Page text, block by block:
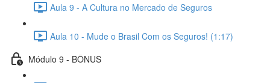
Aula 9 - A Cultura no Mercado de Seguros
Aula 10 - Mude o Brasil Com os Seguros! (1:17)
Módulo 9 - BÔNUS